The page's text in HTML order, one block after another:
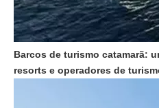
Barcos de turismo catamarã:
resorts e operadores de